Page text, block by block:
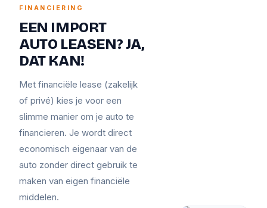
FINANCIERING
EEN IMPORT
AUTO LEASEN? JA,
DAT KAN!
Met financiële lease (zakelijk
of privé) kies je voor een
slimme manier om je auto te
financieren. Je wordt direct
economisch eigenaar van de
auto zonder direct gebruik te
maken van eigen financiële
middelen.